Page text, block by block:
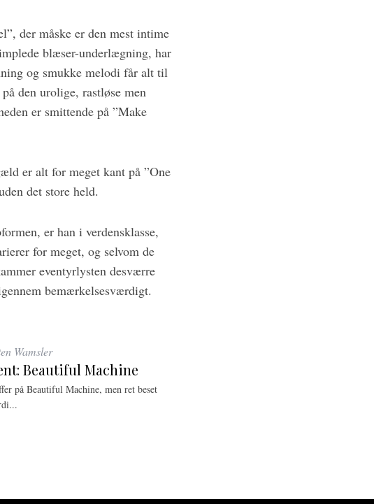
der måske er den mest intime
blæser-underlægning, har
og smukke melodi får alt til
den urolige, rastløse men
er smittende på ”Make
er alt for meget kant på ”One
det store held.
er han i verdensklasse,
for meget, og selvom de
eventyrlysten desværre
bemærkelsesværdigt.
Wamsler
Beautiful Machine
på Beautiful Machine, men ret beset